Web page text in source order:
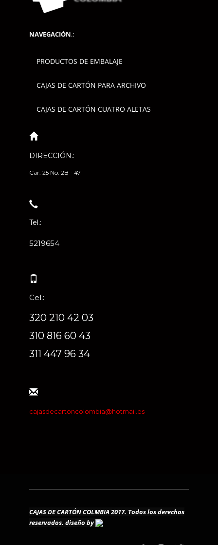
NAVEGACIÓN.:
PRODUCTOS DE EMBALAJE
CAJAS DE CARTÓN PARA ARCHIVO
CAJAS DE CARTÓN CUATRO ALETAS
DIRECCIÓN.:
Car. 25 No. 2B - 47
Tel.:
5219654
Cel.:
320 210 42 03
310 816 60 43
311 447 96 34
cajasdecartoncolombia@hotmail.es
CAJAS DE CARTÓN COLMBIA 2017. Todos los derechos
reservados. diseño by